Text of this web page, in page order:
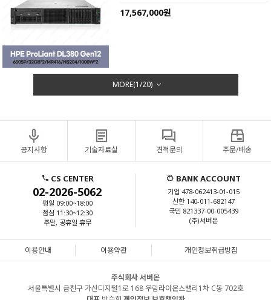
17,567,000원
MORE(1/20)
공지사항 기술자료실 견적문의 주문/배송
CS CENTER
02-2026-5062
평일 09:00~18:00
점심 11:30~12:30
주말, 공휴일 휴무
BANK ACCOUNT
기업 478-062413-01-015
신한 140-011-682147
국민 821337-00-005439
(주)서버몬
이용안내 이용약관 개인정보취급방침
주식회사 서버몬
서울특별시 금천구 가산디지털1로 168 우림라이온스밸리1차 C동 702호